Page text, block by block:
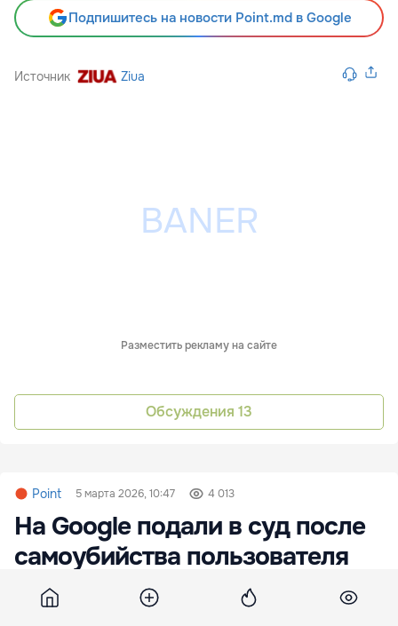
Подпишитесь на новости Point.md в Google
Источник Ziua
Разместить рекламу на сайте
Обсуждения 13
Point 5 марта 2026, 10:47 4 013
На Google подали в суд после
самоубийства пользователя
чат-бота Gemini